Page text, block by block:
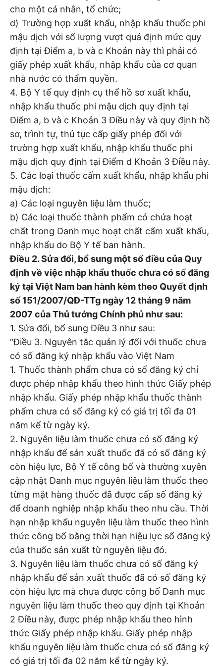
cho một cá nhân, tổ chức;
d) Trường hợp xuất khẩu, nhập khẩu thuốc phi
mậu dịch với số lượng vượt quá định mức quy
định tại Điểm a, b và c Khoản này thì phải có
giấy phép xuất khẩu, nhập khẩu của cơ quan
nhà nước có thẩm quyền.
4. Bộ Y tế quy định cụ thể hồ sơ xuất khẩu,
nhập khẩu thuốc phi mậu dịch quy định tại
Điểm a, b và c Khoản 3 Điều này và quy định hồ
sơ, trình tự, thủ tục cấp giấy phép đối với
trường hợp xuất khẩu, nhập khẩu thuốc phi
mậu dịch quy định tại Điểm d Khoản 3 Điều này.
5. Các loại thuốc cấm xuất khẩu, nhập khẩu phi
mậu dịch:
a) Các loại nguyên liệu làm thuốc;
b) Các loại thuốc thành phẩm có chứa hoạt
chất trong Danh mục hoạt chất cấm xuất khẩu,
nhập khẩu do Bộ Y tế ban hành.
Điều 2. Sửa đổi, bổ sung một số điều của Quy
định về việc nhập khẩu thuốc chưa có số đăng
ký tại Việt Nam ban hành kèm theo Quyết định
số 151/2007/QĐ-TTg ngày 12 tháng 9 năm
2007 của Thủ tướng Chính phủ như sau:
1. Sửa đổi, bổ sung Điều 3 như sau:
“Điều 3. Nguyên tắc quản lý đối với thuốc chưa
có số đăng ký nhập khẩu vào Việt Nam
1. Thuốc thành phẩm chưa có số đăng ký chỉ
được phép nhập khẩu theo hình thức Giấy phép
nhập khẩu. Giấy phép nhập khẩu thuốc thành
phẩm chưa có số đăng ký có giá trị tối đa 01
năm kể từ ngày ký.
2. Nguyên liệu làm thuốc chưa có số đăng ký
nhập khẩu để sản xuất thuốc đã có số đăng ký
còn hiệu lực, Bộ Y tế công bố và thường xuyên
cập nhật Danh mục nguyên liệu làm thuốc theo
từng mặt hàng thuốc đã được cấp số đăng ký
để doanh nghiệp nhập khẩu theo nhu cầu. Thời
hạn nhập khẩu nguyên liệu làm thuốc theo hình
thức công bố bằng thời hạn hiệu lực số đăng ký
của thuốc sản xuất từ nguyên liệu đó.
3. Nguyên liệu làm thuốc chưa có số đăng ký
nhập khẩu để sản xuất thuốc đã có số đăng ký
còn hiệu lực mà chưa được công bố Danh mục
nguyên liệu làm thuốc theo quy định tại Khoản
2 Điều này, được phép nhập khẩu theo hình
thức Giấy phép nhập khẩu. Giấy phép nhập
khẩu nguyên liệu làm thuốc chưa có số đăng ký
có giá trị tối đa 02 năm kể từ ngày ký.